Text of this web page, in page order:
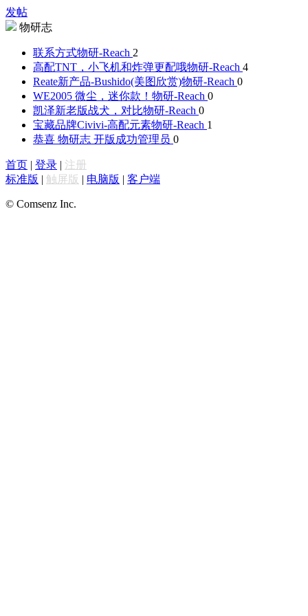
发帖
物研志
联系方式物研-Reach 2
高配TNT，小飞机和炸弹更配哦物研-Reach 4
Reate新产品-Bushido(美图欣赏)物研-Reach 0
WE2005 微尘，迷你款！ 物研-Reach 0
凯泽新老版战犬，对比物研-Reach 0
宝藏品牌Civivi-高配元素物研-Reach 1
恭喜 物研志 开版成功管理员 0
首页 | 登录 | 注册
标准版 | 触屏版 | 电脑版 | 客户端
© Comsenz Inc.